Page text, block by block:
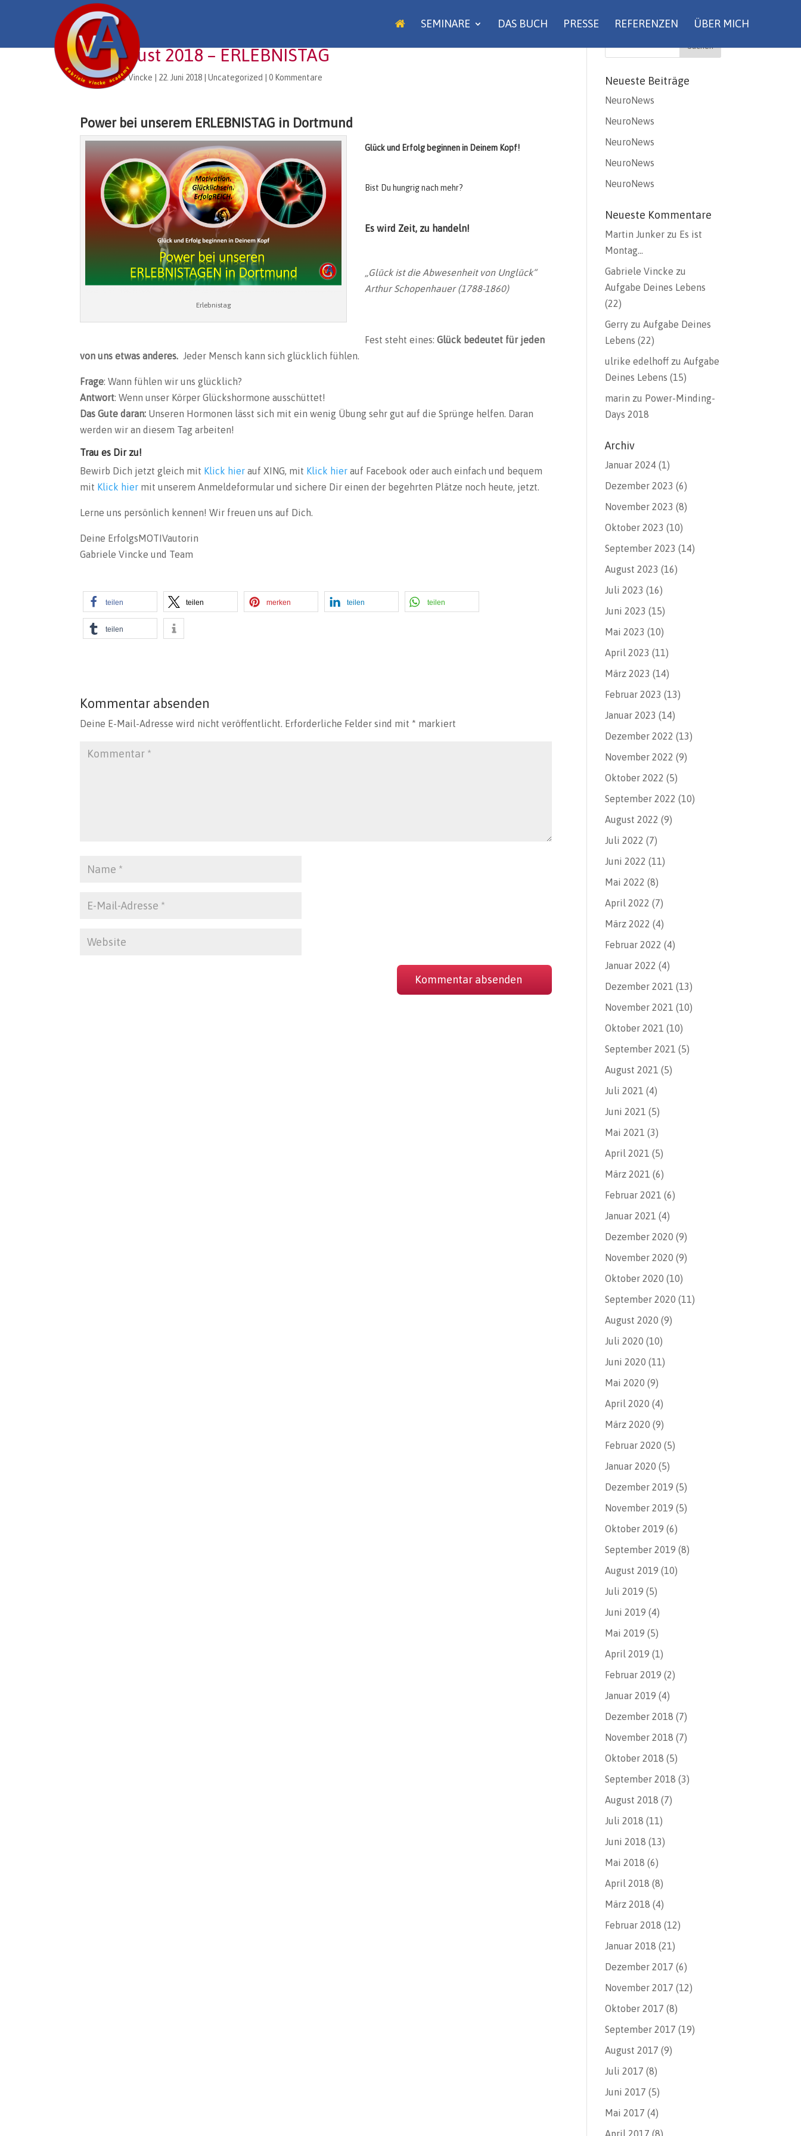
SEMINARE DAS BUCH PRESSE REFERENZEN ÜBER MICH
04. August 2018 – ERLEBNISTAG
vonGabriele Vincke 22. Juni 2018 |Uncategorized |0 Kommentare
Power bei unserem ERLEBNISTAG in Dortmund
Erlebnistag
Glück und Erfolg beginnen in Deinem Kopf!
Bist Du hungrig nach mehr?
Es wird Zeit, zu handeln!
„Glück ist die Abwesenheit von Unglück“
Arthur Schopenhauer (1788-1860)
Fest steht eines:Glück bedeutet für jeden
von uns etwas anderes. Jeder Mensch kann sich glücklich fühlen.
Frage: Wann fühlen wir uns glücklich?
Antwort: Wenn unser Körper Glückshormone ausschüttet!
Das Gute daran: Unseren Hormonen lässt sich mit ein wenig Übung sehr gut auf die Sprünge helfen. Daran
werden wir an diesem Tag arbeiten!
Trau es Dir zu!
Bewirb Dich jetzt gleich mit Klick hier auf XING, mit Klick hier auf Facebook oder auch einfach und bequem
mit Klick hier mit unserem Anmeldeformular und sichere Dir einen der begehrten Plätze noch heute, jetzt.
Lerne uns persönlich kennen! Wir freuen uns auf Dich.
Deine ErfolgsMOTIVautorin
Gabriele Vincke und Team
teilen teilen merken teilen teilen
teilen
Kommentar absenden
Deine E-Mail-Adresse wird nicht veröffentlicht. Erforderliche Felder sind mit * markiert
Neueste Beiträge
NeuroNews
NeuroNews
NeuroNews
NeuroNews
NeuroNews
Neueste Kommentare
Martin Junker zu Es ist
Montag…
Gabriele Vincke zu
Aufgabe Deines Lebens
(22)
Gerry zuAufgabe Deines
Lebens (22)
ulrike edelhoff zuAufgabe
Deines Lebens (15)
marin zu Power-Minding-
Days 2018
Archiv
Januar 2024 (1)
Dezember 2023 (6)
November 2023 (8)
Oktober 2023 (10)
September 2023 (14)
August 2023 (16)
Juli 2023 (16)
Juni 2023 (15)
Mai 2023 (10)
April 2023 (11)
März 2023 (14)
Februar 2023 (13)
Januar 2023 (14)
Dezember 2022 (13)
November 2022 (9)
Oktober 2022 (5)
September 2022 (10)
August 2022 (9)
Juli 2022 (7)
Juni 2022 (11)
Mai 2022 (8)
April 2022 (7)
März 2022 (4)
Februar 2022 (4)
Januar 2022 (4)
Dezember 2021 (13)
November 2021 (10)
Oktober 2021 (10)
September 2021 (5)
August 2021 (5)
Juli 2021 (4)
Juni 2021 (5)
Mai 2021 (3)
April 2021 (5)
März 2021 (6)
Februar 2021 (6)
Januar 2021 (4)
Dezember 2020 (9)
November 2020 (9)
Oktober 2020 (10)
September 2020 (11)
August 2020 (9)
Juli 2020 (10)
Juni 2020 (11)
Mai 2020 (9)
April 2020 (4)
März 2020 (9)
Februar 2020 (5)
Januar 2020 (5)
Dezember 2019 (5)
November 2019 (5)
Oktober 2019 (6)
September 2019 (8)
August 2019 (10)
Juli 2019 (5)
Juni 2019 (4)
Mai 2019 (5)
April 2019 (1)
Februar 2019 (2)
Januar 2019 (4)
Dezember 2018 (7)
November 2018 (7)
Oktober 2018 (5)
September 2018 (3)
August 2018 (7)
Juli 2018 (11)
Juni 2018 (13)
Mai 2018 (6)
April 2018 (8)
März 2018 (4)
Februar 2018 (12)
Januar 2018 (21)
Dezember 2017 (6)
November 2017 (12)
Oktober 2017 (8)
September 2017 (19)
August 2017 (9)
Juli 2017 (8)
Juni 2017 (5)
Mai 2017 (4)
April 2017 (8)